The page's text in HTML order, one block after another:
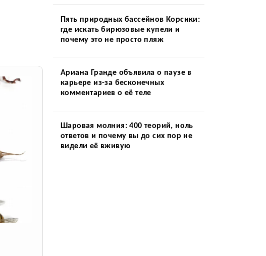
Пять природных бассейнов Корсики:
где искать бирюзовые купели и
почему это не просто пляж
Ариана Гранде объявила о паузе в
карьере из-за бесконечных
комментариев о её теле
Шаровая молния: 400 теорий, ноль
ответов и почему вы до сих пор не
видели её вживую